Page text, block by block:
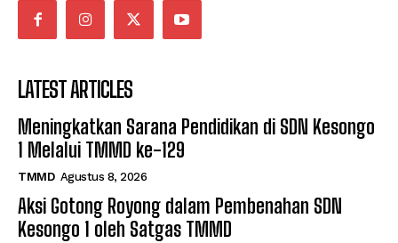
LATEST ARTICLES
Meningkatkan Sarana Pendidikan di SDN Kesongo
1 Melalui TMMD ke-129
TMMD Agustus 8, 2026
Aksi Gotong Royong dalam Pembenahan SDN
Kesongo 1 oleh Satgas TMMD